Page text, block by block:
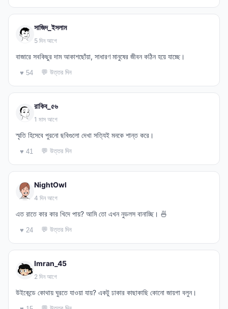
সাজিদ_ইসলাম
5 দিন আগে
বাজারে সবকিছুর দাম আকাশছোঁয়া, সাধারণ মানুষের জীবন কঠিন হয়ে যাচ্ছে।
♥ 54 💬 উত্তর দিন
রাকিব_৫৬
1 মাস আগে
স্মৃতি হিসেবে পুরনো ছবিগুলো দেখা সত্যিই মনকে শান্ত করে।
♥ 41 💬 উত্তর দিন
NightOwl
4 দিন আগে
এত রাতে কার কার খিদে পায়? আমি তো এখন নুডলস বানাচ্ছি। 🍜
♥ 24 💬 উত্তর দিন
Imran_45
2 দিন আগে
উইকেন্ডে কোথায় ঘুরতে যাওয়া যায়? একটু ঢাকার কাছাকাছি কোনো জায়গা বলুন।